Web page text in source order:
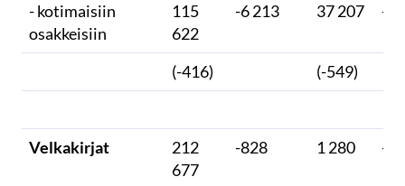
- kotimaisiin
osakkeisiin
115
622
-6 213 37 207 -1
(-416) (-549)
Velkakirjat
212
677
-828 1 280 -1